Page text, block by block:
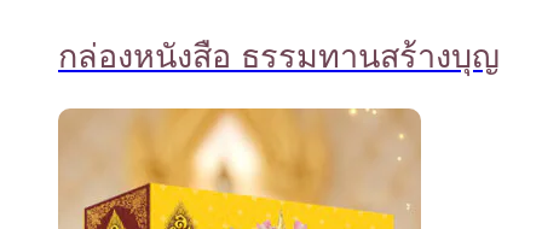
กล่องหนังสือ ธรรมทานสร้างบุญ